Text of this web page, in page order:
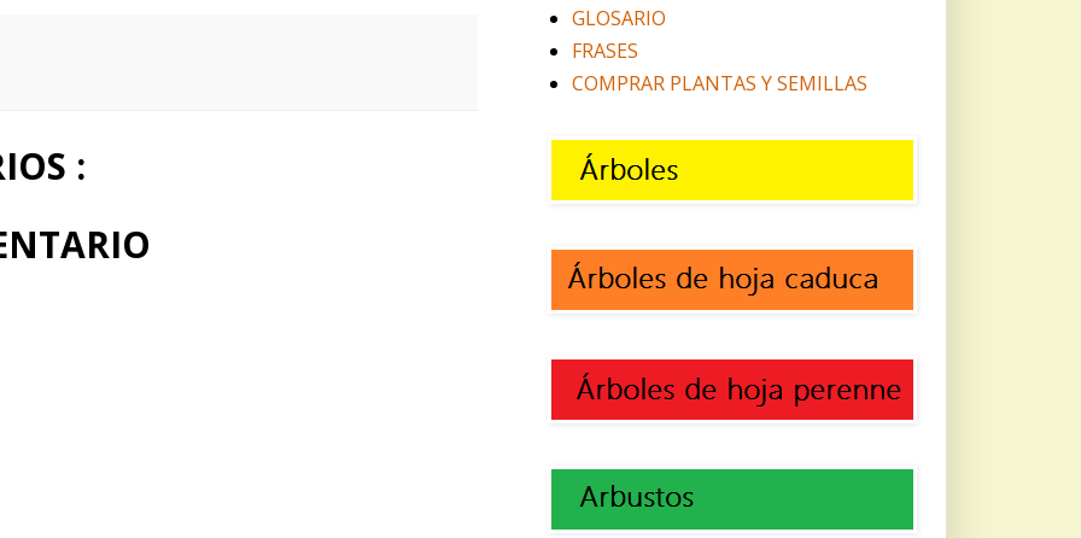
:
GLOSARIO
FRASES
COMPRAR PLANTAS Y SEMILLAS